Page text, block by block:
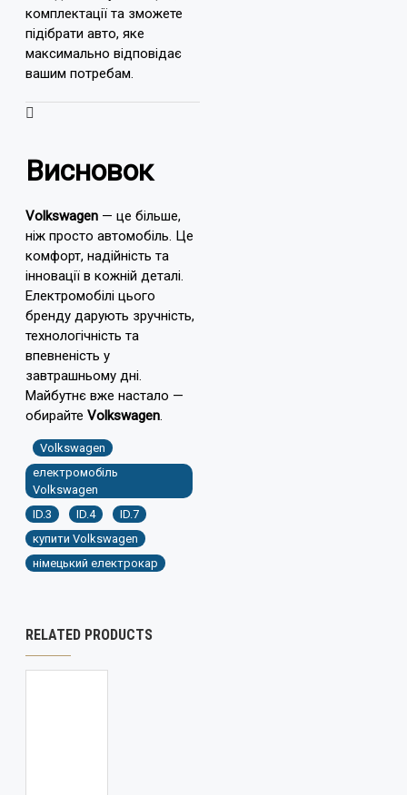
комплектації та зможете
підібрати авто, яке
максимально відповідає
вашим потребам.
Висновок
Volkswagen — це більше,
ніж просто автомобіль. Це
комфорт, надійність та
інновації в кожній деталі.
Електромобілі цього
бренду дарують зручність,
технологічність та
впевненість у
завтрашньому дні.
Майбутнє вже настало —
обирайте Volkswagen
Volkswagen
електромобіль
Volkswagen
ID.3
ID.4
ID.7
купити Volkswagen
німецький електрокар
RELATED PRODUCTS